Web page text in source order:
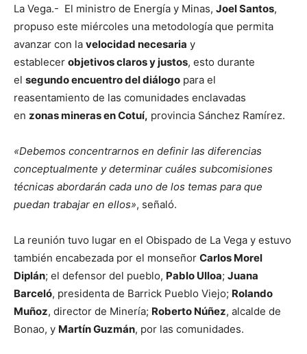
La Vega.- El ministro de Energía y Minas, Joel Santos,
propuso este miércoles una metodología que permita
avanzar con la velocidad necesaria y
establecer objetivos claros y justos, esto durante
el segundo encuentro del diálogo para el
reasentamiento de las comunidades enclavadas
en zonas mineras en Cotuí, provincia Sánchez Ramírez.
«Debemos concentrarnos en definir las diferencias
conceptualmente y determinar cuáles subcomisiones
técnicas abordarán cada uno de los temas para que
puedan trabajar en ellos», señaló.
La reunión tuvo lugar en el Obispado de La Vega y estuvo
también encabezada por el monseñor Carlos Morel
Diplán; el defensor del pueblo, Pablo Ulloa; Juana
Barceló, presidenta de Barrick Pueblo Viejo; Rolando
Muñoz, director de Minería; Roberto Núñez, alcalde de
Bonao, y Martín Guzmán, por las comunidades.